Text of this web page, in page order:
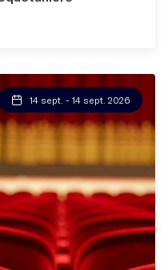
14 sept. - 14 sept. 2026